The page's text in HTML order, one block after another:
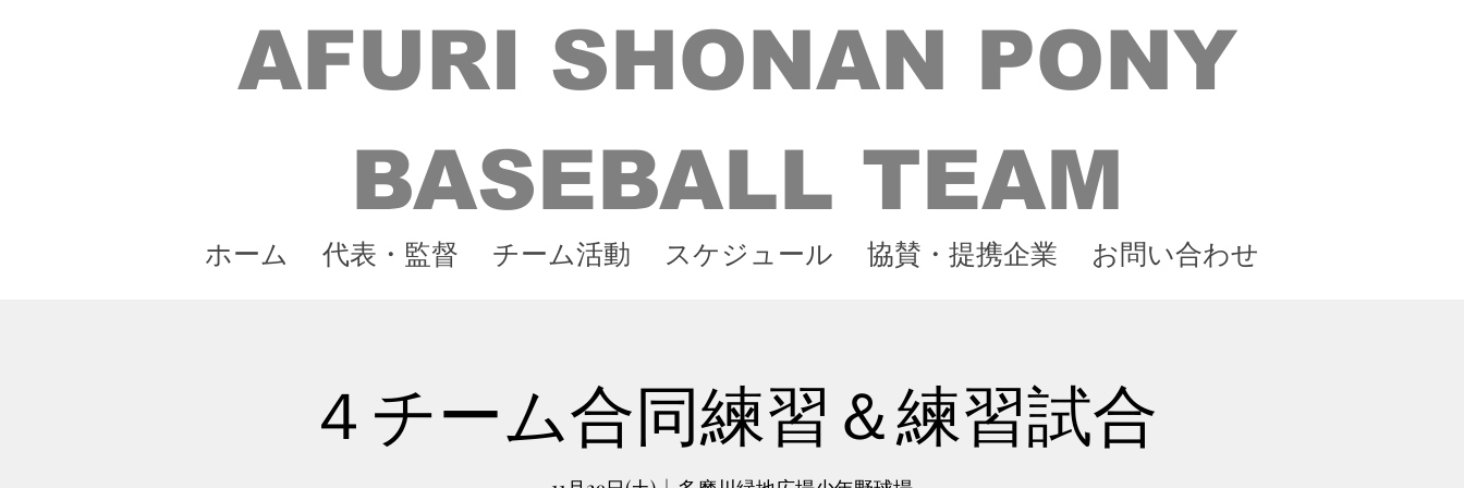
AFURI SHONAN PONY
BASEBALL TEAM
ホーム 代表・監督 チーム活動 スケジュール 協賛・提携企業 お問い合わせ
４チーム合同練習＆練習試合